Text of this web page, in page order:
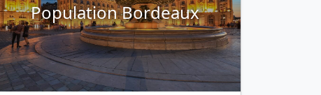
Population Bordeaux